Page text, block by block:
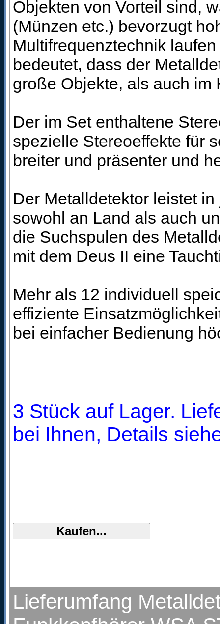
Objekten von Vorteil sind,
(Münzen etc.) bevorzugt
Multifrequenztechnik
bedeutet, dass der
große Objekte, als auch im
Der im Set enthaltene
spezielle Stereoeffekte für
breiter und präsenter und
Der Metalldetektor leistet
sowohl an Land als auch
die Suchspulen des
mit dem Deus II eine
Mehr als 12 individuell
effiziente
bei einfacher Bedienung
3 Stück auf Lager.
bei Ihnen, Details
Lieferumfang